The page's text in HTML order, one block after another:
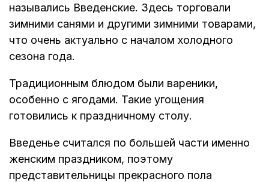
назывались Введенские. Здесь торговали
зимними санями и другими зимними товарами,
что очень актуально с началом холодного
сезона года.
Традиционным блюдом были вареники,
особенно с ягодами. Такие угощения
готовились к праздничному столу.
Введенье считался по большей части именно
женским праздником, поэтому
представительницы прекрасного пола